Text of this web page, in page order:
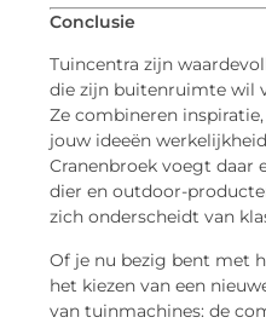
Conclusie
Tuincentra zijn
die zijn buitenruimte wil
Ze combineren
jouw ideeën
Cranenbroek voegt daar
dier en outdoor-
zich onderscheidt van
Of je nu bezig bent met
het kiezen van een
van tuinmachines: de